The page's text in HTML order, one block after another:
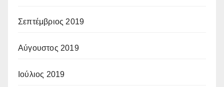
Σεπτέμβριος 2019
Αύγουστος 2019
Ιούλιος 2019